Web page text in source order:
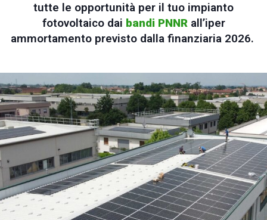
tutte le opportunità per il tuo impianto
fotovoltaico dai bandi PNNRall’iper
ammortamento previsto dalla finanziaria 2026.